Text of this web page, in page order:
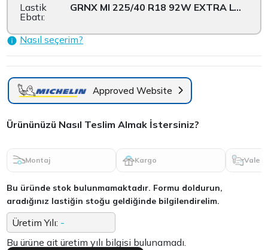
Lastik
Ebatı:
GRNX MI 225/40 R18 92W EXTRA LOAD TL
Nasıl seçerim?
Approved Website
Ürününüzü Nasıl Teslim Almak İstersiniz?
Montaj Kargo Vale
Bu üründe stok bulunmamaktadır. Formu doldurun,
aradığınız lastiğin stoğu geldiğinde bilgilendirelim.
Üretim Yılı: -
Bu ürüne ait üretim yılı bilgisi bulunamadı.